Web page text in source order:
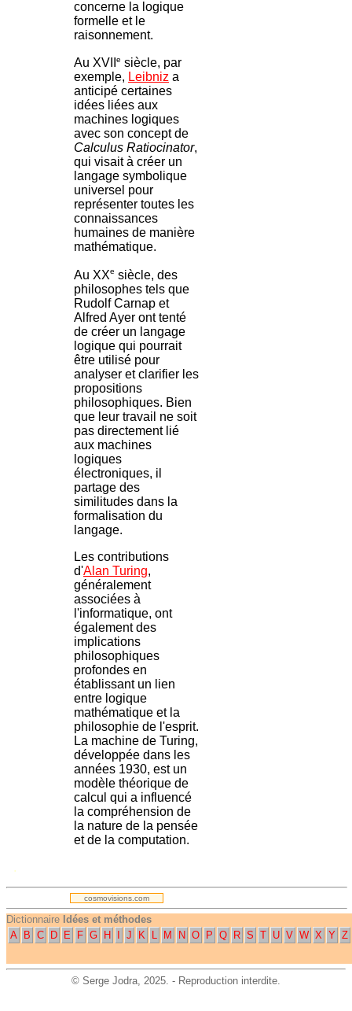
concerne la logique
formelle et le
raisonnement.
Au XVII e siècle, par
exemple, Leibniz a
anticipé certaines
idées liées aux
machines logiques
avec son concept de
Calculus Ratiocinator,
qui visait à créer un
langage symbolique
universel pour
représenter toutes les
connaissances
humaines de manière
mathématique.
Au XXe siècle, des
philosophes tels que
Rudolf Carnap et
Alfred Ayer ont tenté
de créer un langage
logique qui pourrait
être utilisé pour
analyser et clarifier les
propositions
philosophiques. Bien
que leur travail ne soit
pas directement lié
aux machines
logiques
électroniques, il
partage des
similitudes dans la
formalisation du
langage.
Les contributions
d'Alan Turing,
généralement
associées à
l'informatique, ont
également des
implications
philosophiques
profondes en
établissant un lien
entre logique
mathématique et la
philosophie de l'esprit.
La machine de Turing,
développée dans les
années 1930, est un
modèle théorique de
calcul qui a influencé
la compréhension de
la nature de la pensée
et de la computation.
.
cosmovisions.com
Dictionnaire Idées et méthodes
A
B C D E F G H J K L M N O P Q R S T U V W X Y Z
© Serge Jodra, 2025. - Reproduction interdite.